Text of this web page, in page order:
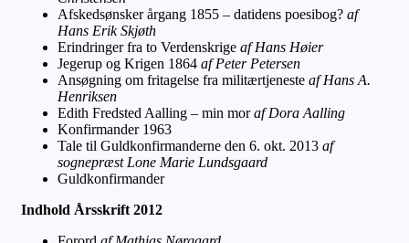
Afskedsønsker årgang 1855 – datidens poesibog?af
Hans Erik Skjøth
Erindringer fra to Verdenskrigeaf Hans Høier
Jegerup og Krigen 1864af Peter Petersen
Ansøgning om fritagelse fra militærtjenesteaf Hans A.
Henriksen
Edith Fredsted Aalling – min moraf Dora Aalling
Konfirmander 1963
Tale til Guldkonfirmanderne den 6. okt. 2013af
sognepræst Lone Marie Lundsgaard
Guldkonfirmander
Indhold Årsskrift 2012